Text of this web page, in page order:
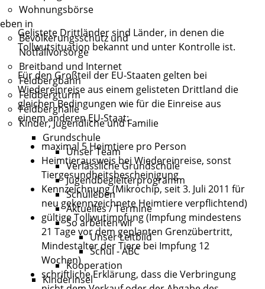
Wohnungsbörse
in
Bevölkerungsschutz und
Notfallvorsorge
Breitband und Internet
Feldbergbahn
Feldbergturm
Feldberghalle
Kinder, Jugendliche und Familie
Grundschule
Unser Team
Verlässliche Grundschule
Jugendbegleiterprogramm
Schulleben
Aktuelles / Termine
So arbeiten wir
Unser Leitbild
Schul - ABC
Kooperation
Kinderinsel
Gelistete Drittländer sind Länder, in denen die
Tollwutsituation bekannt und unter Kontrolle ist.
Für den Großteil der EU-Staaten gelten bei
Wiedereinreise aus einem gelisteten Drittland die
gleichen Bedingungen wie für die Einreise aus
einem anderen EU-Staat:
maximal 5 Heimtiere pro Person
Heimtierausweis bei Wiedereinreise, sonst
Tiergesundheitsbescheinigung
Kennzeichnung (Mikrochip, seit 3. Juli 2011 für
neu gekennzeichnete Heimtiere verpflichtend)
gültige Tollwutimpfung (Impfung mindestens
21 Tage vor dem geplanten Grenzübertritt,
Mindestalter der Tiere bei Impfung 12
Wochen)
schriftliche Erklärung, dass die Verbringung